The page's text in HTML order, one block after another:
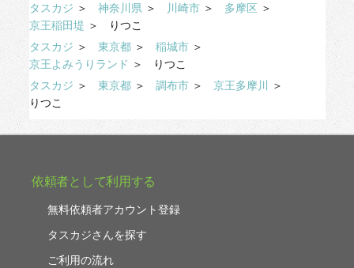
タスカジ ＞ 神奈川県 ＞ 川崎市 ＞ 多摩区 ＞
京王稲田堤 ＞
りつこ
タスカジ ＞ 東京都 ＞ 稲城市 ＞
京王よみうりランド ＞
りつこ
タスカジ ＞ 東京都 ＞ 調布市 ＞ 京王多摩川
＞
りつこ
依頼者として利用する
無料依頼者アカウント登録
タスカジさんを探す
ご利用の流れ